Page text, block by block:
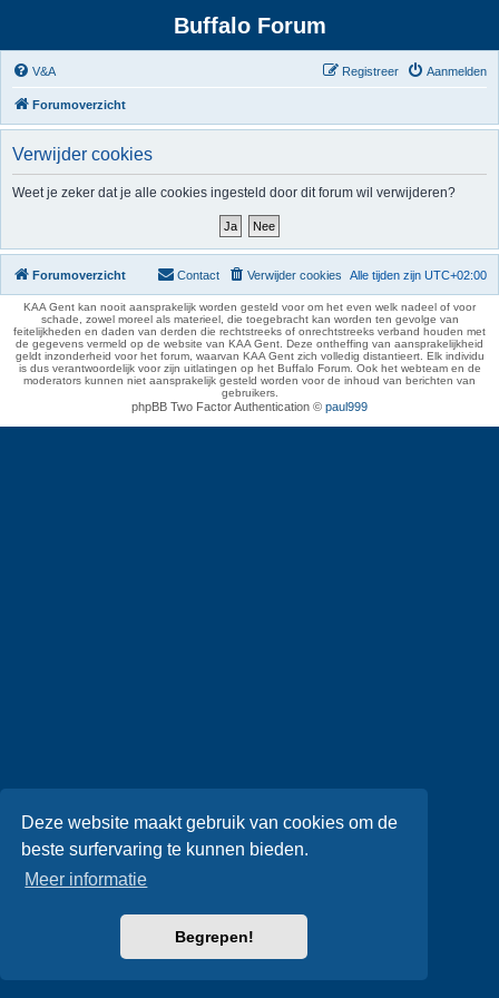
Deze website maakt gebruik van cookies om de
beste surfervaring te kunnen bieden.
Meer informatie
Begrepen!
Buffalo Forum
V&A Aanmelden
Registreer
Forumoverzicht
Verwijder cookies
Weet je zeker dat je alle cookies ingesteld door dit forum wil verwijderen?
Forumoverzicht Alle tijden zijn UTC+02:00
Verwijder cookies
Contact
KAA Gent kan nooit aansprakelijk worden gesteld voor om het even welk nadeel of voor
schade, zowel moreel als materieel, die toegebracht kan worden ten gevolge van
feitelijkheden en daden van derden die rechtstreeks of onrechtstreeks verband houden met
de gegevens vermeld op de website van KAA Gent. Deze ontheffing van aansprakelijkheid
geldt inzonderheid voor het forum, waarvan KAA Gent zich volledig distantieert. Elk individu
is dus verantwoordelijk voor zijn uitlatingen op het Buffalo Forum. Ook het webteam en de
moderators kunnen niet aansprakelijk gesteld worden voor de inhoud van berichten van
gebruikers.
phpBB Two Factor Authentication © paul999